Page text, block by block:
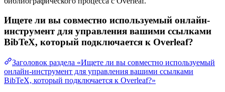
Ищете ли вы совместно используемый онлайн-
инструмент для управления вашими ссылками
BibTeX, который подключается к Overleaf?
Заголовок раздела «Ищете ли вы совместно используемый
онлайн-инструмент для управления вашими ссылками
BibTeX, который подключается к Overleaf?»